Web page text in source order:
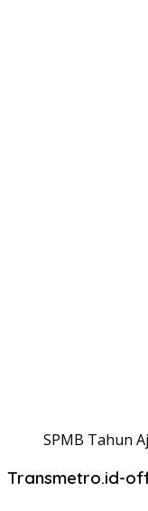
SPMB Tahun
Transmetro.id-